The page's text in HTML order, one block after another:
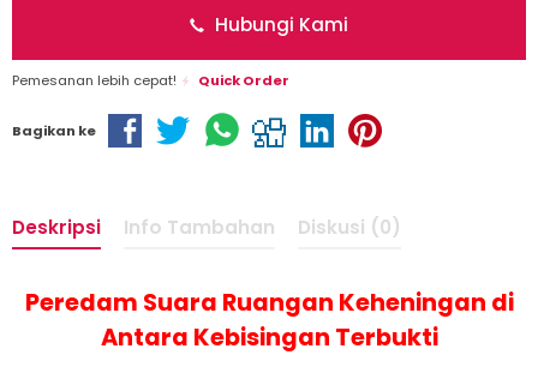
Hubungi Kami
Pemesanan lebih cepat! Quick Order
Bagikan ke
Deskripsi Info Tambahan Diskusi (0)
Peredam Suara Ruangan Keheningan di
Antara Kebisingan Terbukti